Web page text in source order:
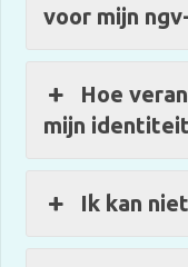
voor mijn
Hoe
mijn
Ik kan